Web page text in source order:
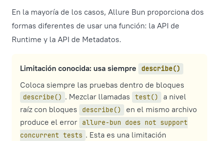
En la mayoría de los casos, Allure Bun proporciona dos
formas diferentes de usar una función: la API de
Runtime y la API de Metadatos.
Limitación conocida: usa siempre describe()
Coloca siempre las pruebas dentro de bloques
describe() . Mezclar llamadas test()
a nivel
raíz con bloques
describe()
en el mismo archivo
produce el error
allure-bun does not support
concurrent tests . Esta es una limitación